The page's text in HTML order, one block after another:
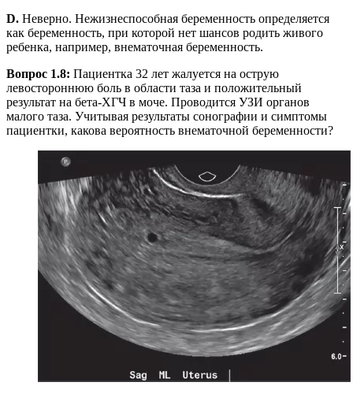
D. Неверно. Нежизнеспособная беременность определяется
как беременность, при которой нет шансов родить живого
ребенка, например, внематочная беременность.
Вопрос 1.8: Пациентка 32 лет жалуется на острую
левостороннюю боль в области таза и положительный
результат на бета-ХГЧ в моче. Проводится УЗИ органов
малого таза. Учитывая результаты сонографии и симптомы
пациентки, какова вероятность внематочной беременности?